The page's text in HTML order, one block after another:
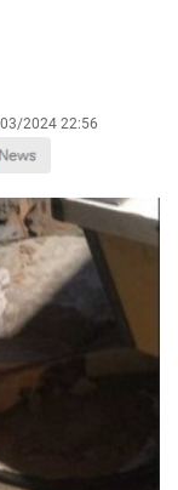
2024 22:56